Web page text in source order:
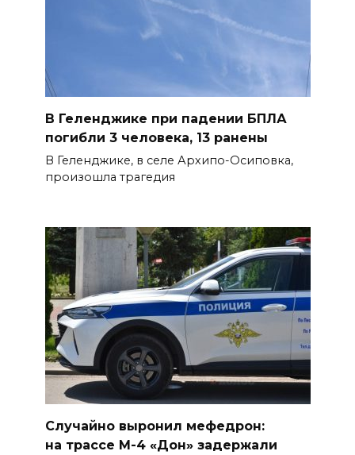
и благоустроят проспект
Платовский
ростовчане установили
самодельные поилки для
бездомных животных
Журналисты «ДОН 24» вышли
на субботник в парке
Островского
08 августа 2026 15:59
Сносить нельзя, сохранять
нечем: как ростовчане
спасают доходный дом
Рувинского от запустения
08 августа 2026 14:04
В Геленджике при падении БПЛА
погибли 3 человека, 13 ранены
В Геленджике, в селе Архипо-Осиповка,
произошла трагедия
Случайно выронил мефедрон:
на трассе М-4 «Дон» задержали